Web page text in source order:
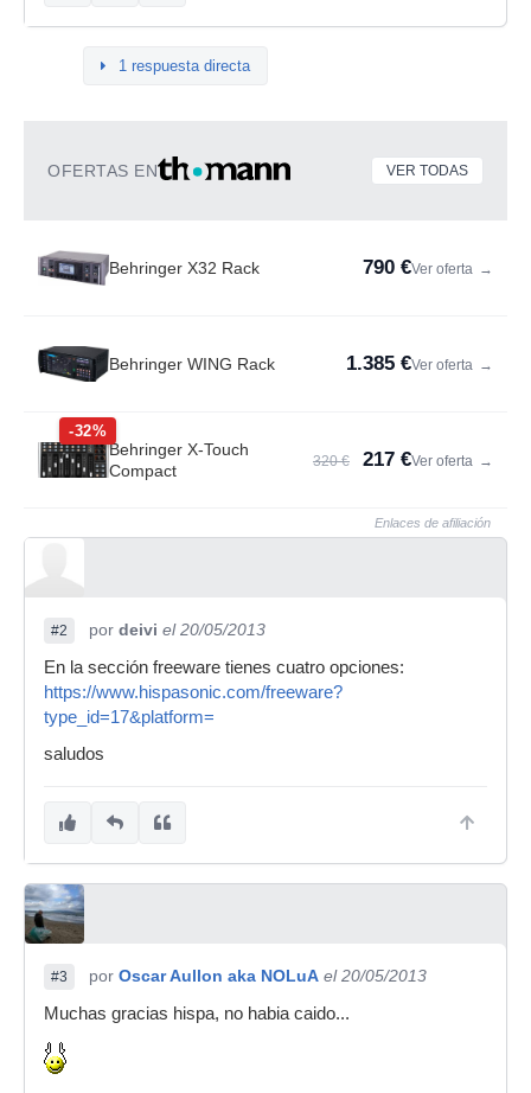
1 respuesta directa
OFERTAS EN VER TODAS
Behringer X32 Rack 790 €Ver oferta →
Behringer WING Rack 1.385 €Ver oferta →
-32%
Behringer X-Touch
Compact
320 € 217 €Ver oferta →
Enlaces de afiliación
#2 por deivi el 20/05/2013
En la sección freeware tienes cuatro opciones:
https://www.hispasonic.com/freeware?
type_id=17&platform=
saludos
#3 por Oscar Aullon aka NOLuA el 20/05/2013
Muchas gracias hispa, no habia caido...